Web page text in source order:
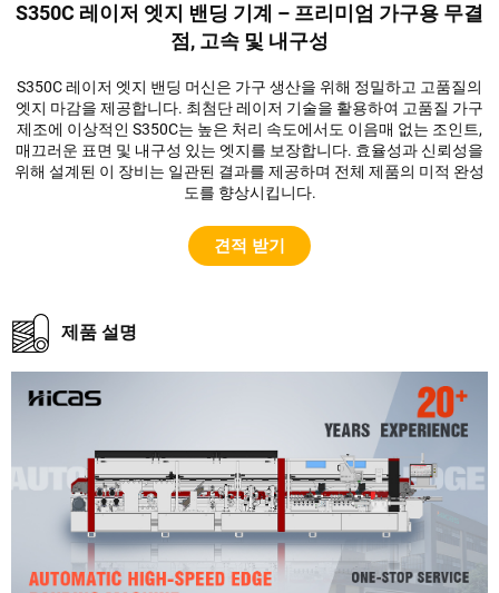
S350C 레이저 엣지 밴딩 기계 – 프리미엄 가구용 무결
점, 고속 및 내구성
S350C 레이저 엣지 밴딩 머신은 가구 생산을 위해 정밀하고 고품질의
엣지 마감을 제공합니다. 최첨단 레이저 기술을 활용하여 고품질 가구
제조에 이상적인 S350C는 높은 처리 속도에서도 이음매 없는 조인트,
매끄러운 표면 및 내구성 있는 엣지를 보장합니다. 효율성과 신뢰성을
위해 설계된 이 장비는 일관된 결과를 제공하며 전체 제품의 미적 완성
도를 향상시킵니다.
견적 받기
제품 설명